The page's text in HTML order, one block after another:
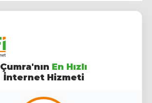
Çumra'nın En Hızlı
İnternet Hizmeti